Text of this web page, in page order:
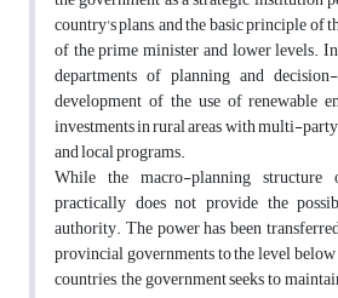
country's plans, and the basic principle of
of the prime minister and lower levels.
departments of planning and
development of the use of renewable
investments in rural areas with multi-
and local programs.
While the macro-planning
practically does not provide the
authority. The power has been
provincial governments to the level
countries, the government seeks to